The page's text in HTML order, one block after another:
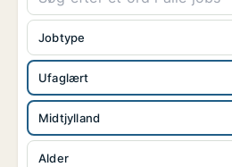
Ufaglært
Midtjylland
Alder
Jobtype